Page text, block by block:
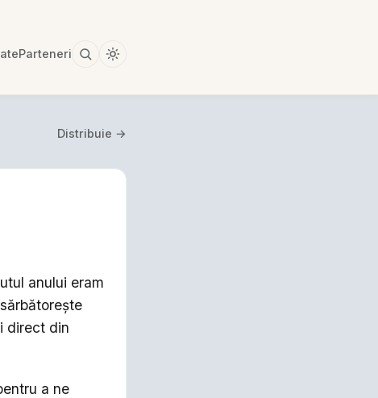
Parteneri
Distribuie →
anului eram
direct din
a ne